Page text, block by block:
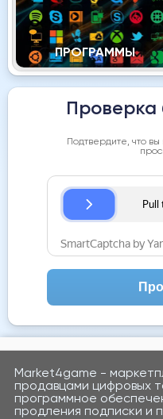
ПРОГРАММЫ
Проверка
Подтвердите, что
Market4game -
продавцами цифровых
программное
продления подписки и